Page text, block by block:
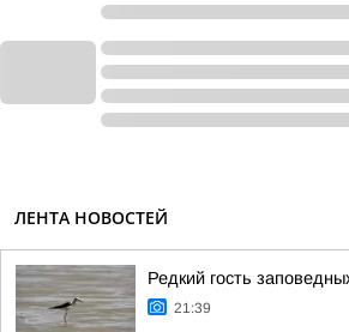
ЛЕНТА НОВОСТЕЙ
Редкий гость
21:39